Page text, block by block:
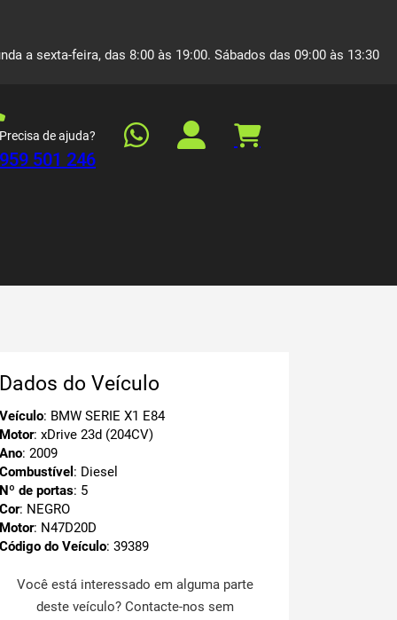
a sexta-feira, das 8:00 às 19:00. Sábados das 09:00 às 13:30
Precisa de ajuda?
959 501 246
Dados do Veículo
Veículo: BMW SERIE X1 E84
Motor: xDrive 23d (204CV)
Ano: 2009
Combustível : Diesel
Nº de portas: 5
Cor: NEGRO
Motor: N47D20D
Código do Veículo: 39389
Você está interessado em alguma parte
deste veículo? Contacte-nos sem